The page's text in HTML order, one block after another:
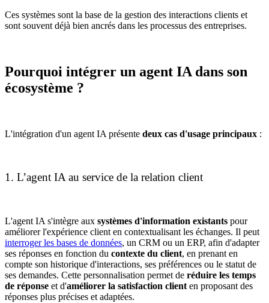
Ces systèmes sont la base de la gestion des interactions clients et
sont souvent déjà bien ancrés dans les processus des entreprises.
Pourquoi intégrer un agent IA dans son
écosystème ?
L'intégration d'un agent IA présente deux cas d'usage principaux :
1. L’agent IA au service de la relation client
L'agent IA s'intègre aux systèmes d'information existants pour
améliorer l'expérience client en contextualisant les échanges. Il peut
interroger les bases de données, un CRM ou un ERP, afin d'adapter
ses réponses en fonction du contexte du client, en prenant en
compte son historique d'interactions, ses préférences ou le statut de
ses demandes. Cette personnalisation permet de réduire les temps
de réponse et d'améliorer la satisfaction client en proposant des
réponses plus précises et adaptées.